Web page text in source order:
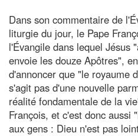
Dans son commentaire de
liturgie du jour, le Pape
l'Évangile dans lequel Jésus
envoie les douze Apôtres",
d'annoncer que "le royaume
s'agit pas d'une nouvelle
réalité fondamentale de la
François, et c'est donc aussi
aux gens : Dieu n'est pas